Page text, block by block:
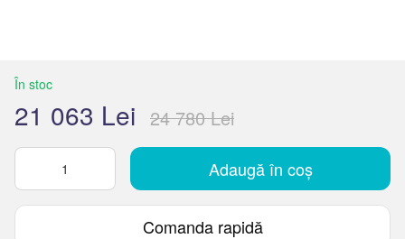
În stoc
21 063 Lei 24 780 Lei
Adaugă în coș
Comanda rapidă